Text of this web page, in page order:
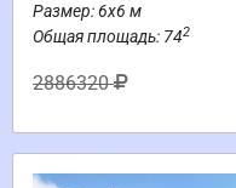
Размер: 6х6 м
Общая площадь: 742
2886320